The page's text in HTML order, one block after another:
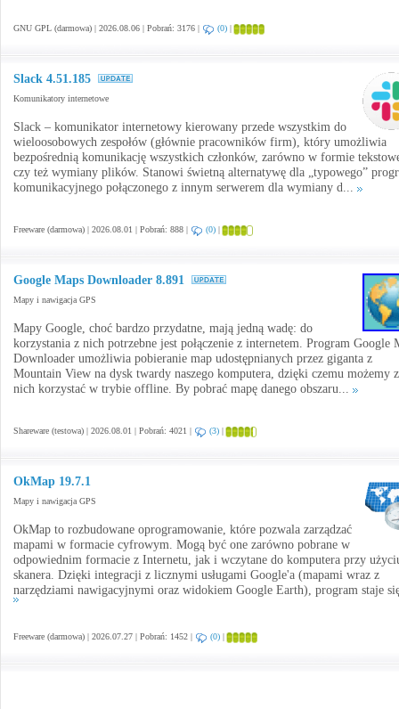
GNU GPL (darmowa) | 2026.08.06 | Pobrań: 3176 | (0) |
Slack 4.51.185
Komunikatory internetowe
Slack – komunikator internetowy kierowany przede wszystkim do
wieloosobowych zespołów (głównie pracowników firm), który umożliwia
bezpośrednią komunikację wszystkich członków, zarówno w formie
czy też wymiany plików. Stanowi świetną alternatywę dla „typowego”
komunikacyjnego połączonego z innym serwerem dla wymiany d...
Freeware (darmowa) | 2026.08.01 | Pobrań: 888 | (0) |
Google Maps Downloader 8.891
Mapy i nawigacja GPS
Mapy Google, choć bardzo przydatne, mają jedną wadę: do
korzystania z nich potrzebne jest połączenie z internetem. Program Google
Downloader umożliwia pobieranie map udostępnianych przez giganta z
Mountain View na dysk twardy naszego komputera, dzięki czemu możemy z
nich korzystać w trybie offline. By pobrać mapę danego obszaru...
Shareware (testowa) | 2026.08.01 | Pobrań: 4021 | (3) |
OkMap 19.7.1
Mapy i nawigacja GPS
OkMap to rozbudowane oprogramowanie, które pozwala zarządzać
mapami w formacie cyfrowym. Mogą być one zarówno pobrane w
odpowiednim formacie z Internetu, jak i wczytane do komputera przy
skanera. Dzięki integracji z licznymi usługami Google'a (mapami wraz z
narzędziami nawigacyjnymi oraz widokiem Google Earth), program staje
Freeware (darmowa) | 2026.07.27 | Pobrań: 1452 | (0) |